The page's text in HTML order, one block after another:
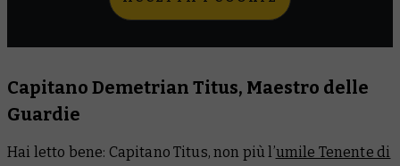
Capitano Demetrian Titus, Maestro delle
Guardie
Hai letto bene: Capitano Titus, non più l’umile Tenente di